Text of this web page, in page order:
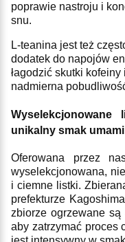
poprawie nastroju i
snu.
L-teanina jest też
dodatek do napojów
łagodzić skutki
nadmierna
unikalny smak umami
Oferowana przez
wyselekcjonowana,
i ciemne listki.
prefekturze
zbiorze ogrzewane
aby zatrzymać proces